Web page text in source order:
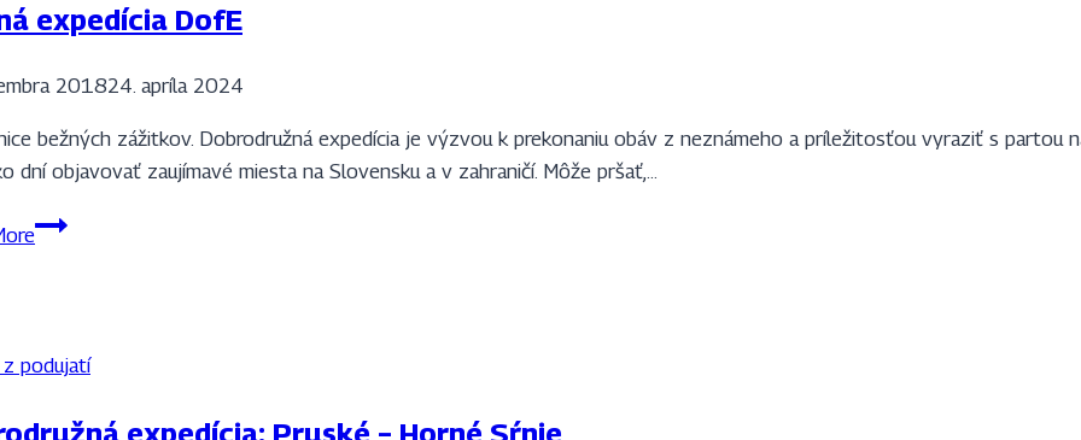
expedícia DofE
201824. apríla 2024
bežných zážitkov. Dobrodružná expedícia je výzvou k prekonaniu obáv z neznámeho a príležitosťou vyraziť s partou
dní objavovať zaujímavé miesta na Slovensku a v zahraničí. Môže pršať,…
Cvičná
z podujatí
expedícia: Pruské – Horné Sŕnie